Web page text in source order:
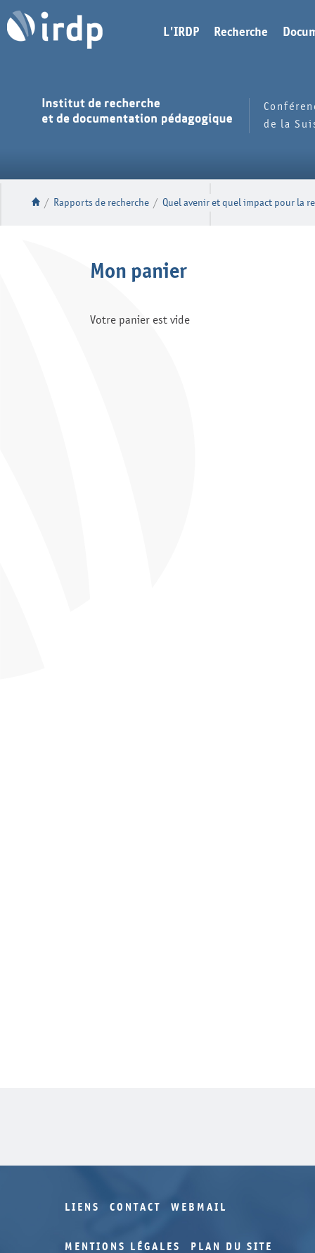
L'IRDP Recherche
de la
/ Rapports de recherche / Quel avenir et quel impact pour la
Mon panier
Votre panier est vide
LIENS CONTACT WEBMAIL
MENTIONS LÉGALES PLAN DU SITE